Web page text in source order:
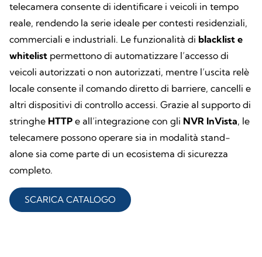
telecamera consente di identificare i veicoli in tempo
reale, rendendo la serie ideale per contesti residenziali,
commerciali e industriali. Le funzionalità di blacklist e
whitelist permettono di automatizzare l’accesso di
veicoli autorizzati o non autorizzati, mentre l’uscita relè
locale consente il comando diretto di barriere, cancelli e
altri dispositivi di controllo accessi. Grazie al supporto di
stringhe HTTP e all’integrazione con gli NVR InVista, le
telecamere possono operare sia in modalità stand-
alone sia come parte di un ecosistema di sicurezza
completo.
SCARICA CATALOGO